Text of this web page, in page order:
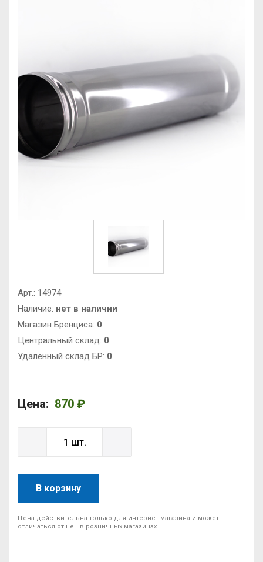
Арт.: 14974
Наличие: нет в наличии
Магазин Бренциса: 0
Центральный склад: 0
Удаленный склад БР: 0
Цена: 870 ₽
В корзину
Цена действительна только для интернет-магазина и может
отличаться от цен в розничных магазинах